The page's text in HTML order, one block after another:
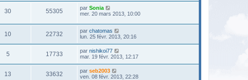
30 55305 par Sonia
mer. 20 mars 2013, 10:00
10 22732 par chatomas
lun. 25 févr. 2013, 20:16
5 17733 par nishikoi77
mar. 19 févr. 2013, 12:17
13 33632 par seb2003
ven. 08 févr. 2013, 22:28